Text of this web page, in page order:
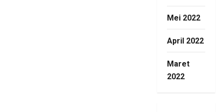
Mei 2022
April 2022
Maret
2022